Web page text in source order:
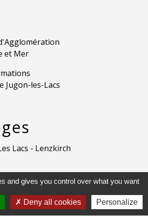
et Mer
Jugon-les-Lacs
Lacs - Lenzkirch
- Politique de confidentialité -
mobile Localiti
Plan du site
Gestion des cookies
and gives you control over what you want
Deny all cookies Personalize